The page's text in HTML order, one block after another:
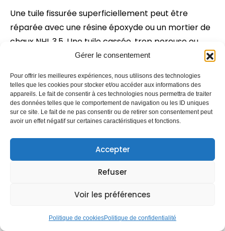
Gérer le consentement
Pour offrir les meilleures expériences, nous utilisons des technologies
telles que les cookies pour stocker et/ou accéder aux informations des
appareils. Le fait de consentir à ces technologies nous permettra de traiter
des données telles que le comportement de navigation ou les ID uniques
sur ce site. Le fait de ne pas consentir ou de retirer son consentement peut
avoir un effet négatif sur certaines caractéristiques et fonctions.
Accepter
Refuser
Voir les préférences
Politique de cookiesPolitique de confidentialité
Une tuile fissurée superficiellement peut être
réparée avec une résine époxyde ou un mortier de
chaux NHL 3.5. Une tuile cassée, trop poreuse ou
déplacée de façon répétée doit être remplacée
cohérence structurelle et esthétique.
L’entretien des tuiles anciennes est-il pris
en charge par l’assurance habitation ?
Les dégâts causés par une tempête ou un
événement climatique sont généralement
couverts par l’assurance habitation, à condition de
preuves photographiques. Azurtoiturerenovation
accompagne ses clients dans ces démarches avec